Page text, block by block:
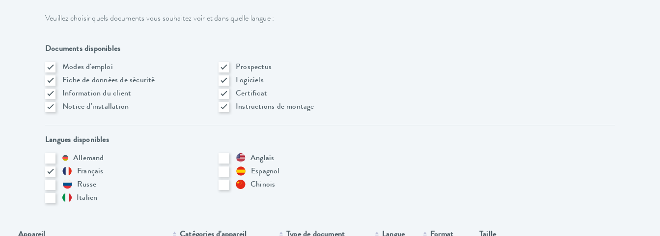
Veuillez choisir quels documents vous souhaitez voir et dans quelle langue :
Documents disponibles
Modes d'emploi
Prospectus
Fiche de données de sécurité
Logiciels
Information du client
Certificat
Notice d'installation
Instructions de montage
Langues disponibles
Allemand
Anglais
Français
Espagnol
Russe
Chinois
Italien